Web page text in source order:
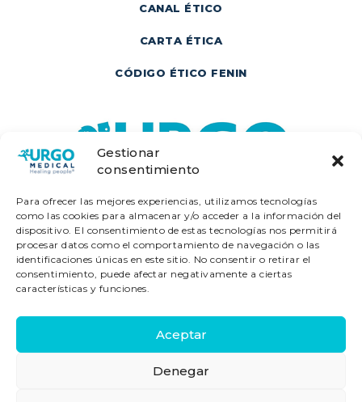
Gestionar
consentimiento
Para ofrecer las mejores experiencias, utilizamos tecnologías
como las cookies para almacenar y/o acceder a la información del
dispositivo. El consentimiento de estas tecnologías nos permitirá
procesar datos como el comportamiento de navegación o las
identificaciones únicas en este sitio. No consentir o retirar el
consentimiento, puede afectar negativamente a ciertas
características y funciones.
Aceptar
Denegar
CANAL ÉTICO
CARTA ÉTICA
CÓDIGO ÉTICO FENIN
Laboratorios URGO - Diagonal - 640, 2ª
Planta 2ºB Edif. Alta Diagonal - 08017
Barcelona